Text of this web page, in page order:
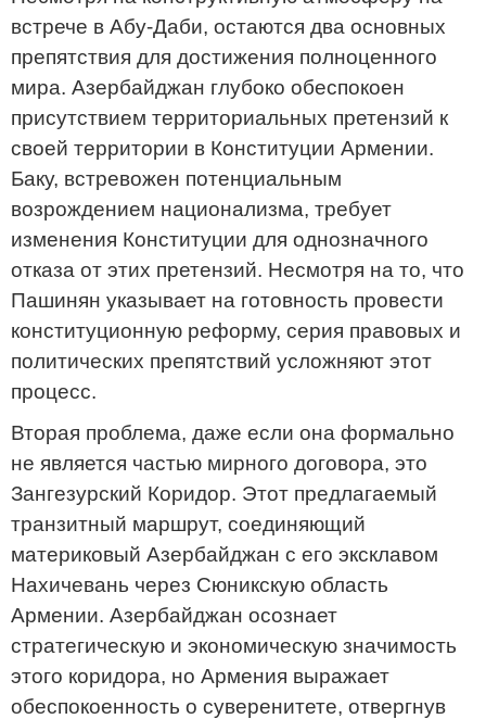
встрече в Абу-Даби, остаются два основных
препятствия для достижения полноценного
мира. Азербайджан глубоко обеспокоен
присутствием территориальных претензий к
своей территории в Конституции Армении.
Баку, встревожен потенциальным
возрождением национализма, требует
изменения Конституции для однозначного
отказа от этих претензий. Несмотря на то, что
Пашинян указывает на готовность провести
конституционную реформу, серия правовых и
политических препятствий усложняют этот
процесс.
Вторая проблема, даже если она формально
не является частью мирного договора, это
Зангезурский Коридор. Этот предлагаемый
транзитный маршрут, соединяющий
материковый Азербайджан с его эксклавом
Нахичевань через Сюникскую область
Армении. Азербайджан осознает
стратегическую и экономическую значимость
этого коридора, но Армения выражает
обеспокоенность о суверенитете, отвергнув